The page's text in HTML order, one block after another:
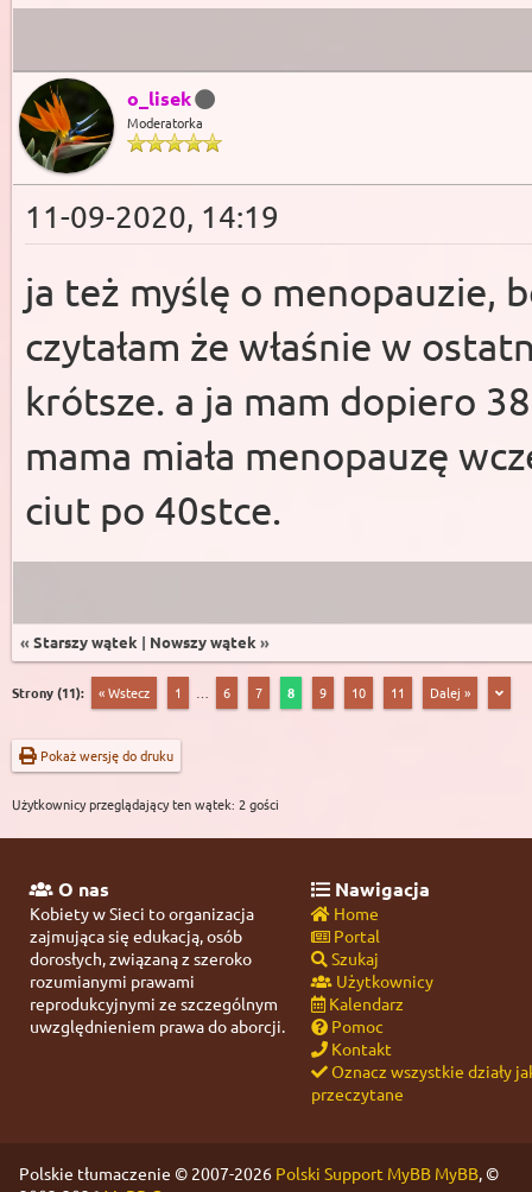
o_lisek
Moderatorka
11-09-2020, 14:19
ja też myślę o menopauzie,
czytałam że właśnie w
krótsze. a ja mam dopiero
mama miała menopauzę
ciut po 40stce.
« Starszy wątek | Nowszy wątek »
Strony (11): « Wstecz 1 6 7 8 9 10 11 Dalej »
Pokaż wersję do druku
Użytkownicy przeglądający ten wątek: 2 gości
O nas
Kobiety w Sieci to organizacja
zajmująca się edukacją, osób
dorosłych, związaną z szeroko
rozumianymi prawami
reprodukcyjnymi ze szczególnym
uwzględnieniem prawa do aborcji.
Nawigacja
Home
Portal
Szukaj
Użytkownicy
Kalendarz
Pomoc
Kontakt
Oznacz wszystkie działy
przeczytane
Polskie tłumaczenie © 2007-2026 Polski Support MyBB MyBB, ©